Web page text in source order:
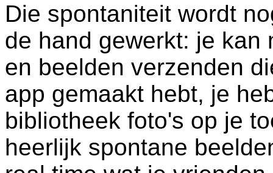
Die spontaniteit wordt
de hand gewerkt: je kan
en beelden verzenden
app gemaakt hebt, je
bibliotheek foto's op je
heerlijk spontane